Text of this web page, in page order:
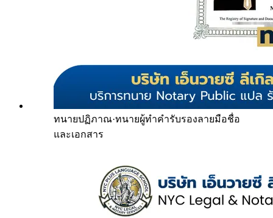
ทนายปฏิภาณ·ทนายผู้ทำคำรับรองลายมือชื่อ
และเอกสาร